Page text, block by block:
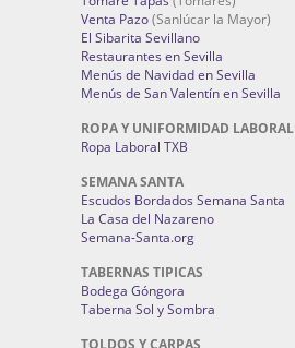
Venta Pazo(Sanlúcar la Mayor)
El Sibarita Sevillano
Restaurantes en Sevilla
Menús de Navidad en Sevilla
Menús de San Valentín en Sevilla
ROPA Y UNIFORMIDAD LABORAL
Ropa Laboral TXB
SEMANA SANTA
Escudos Bordados Semana Santa
La Casa del Nazareno
Semana-Santa.org
TABERNAS TIPICAS
Bodega Góngora
Taberna Sol y Sombra
TOLDOS Y CARPAS